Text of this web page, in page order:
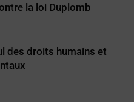
la loi Duplomb
des droits humains et